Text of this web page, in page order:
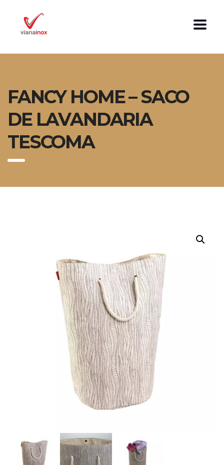
FANCY HOME – SACO
DE LAVANDARIA
TESCOMA